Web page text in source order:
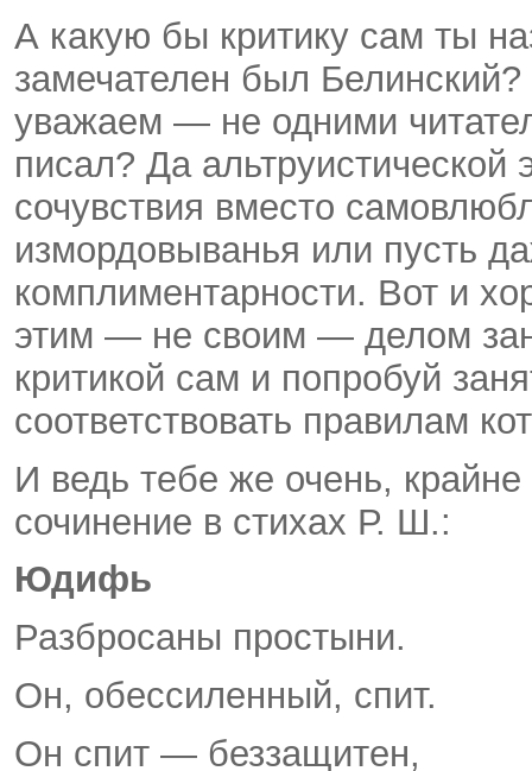
А какую бы критику сам ты
замечателен был
уважаем — не одними
писал? Да
сочувствия вместо
измордовыванья или пусть
комплиментарности. Вот и
этим — не своим — делом
критикой сам и попробуй
соответствовать правилам
И ведь тебе же очень,
сочинение в стихах Р. Ш.:
Юдифь
Разбросаны простыни.
Он, обессиленный, спит.
Он спит — беззащитен,